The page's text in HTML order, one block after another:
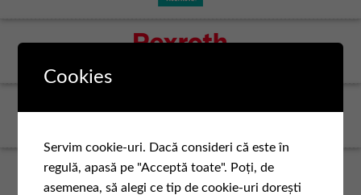
Cookies
Servim cookie-uri. Dacă consideri că este în
regulă, apasă pe "Acceptă toate". Poți, de
asemenea, să alegi ce tip de cookie-uri dorești